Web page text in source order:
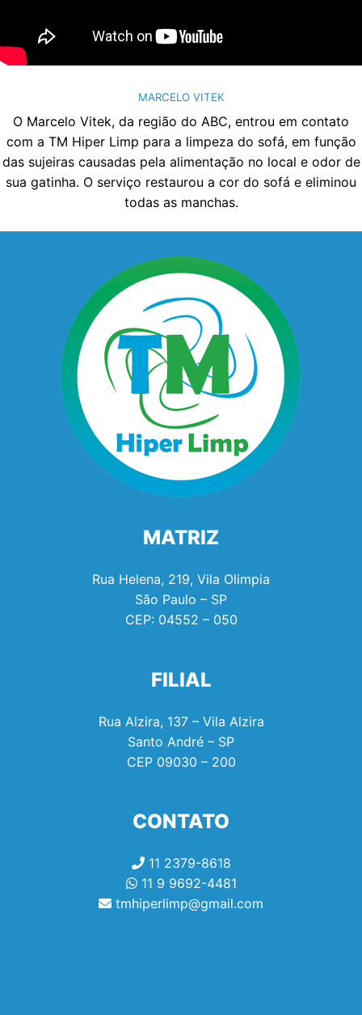
MARCELO VITEK
O Marcelo Vitek, da região do ABC, entrou em contato
com a TM Hiper Limp para a limpeza do sofá, em função
das sujeiras causadas pela alimentação no local e odor de
sua gatinha. O serviço restaurou a cor do sofá e eliminou
todas as manchas.
MATRIZ
Rua Helena, 219, Vila Olimpia
São Paulo – SP
CEP: 04552 – 050
FILIAL
Rua Alzira, 137 – Vila Alzira
Santo André – SP
CEP 09030 – 200
CONTATO
11 2379-8618
11 9 9692-4481
tmhiperlimp@gmail.com